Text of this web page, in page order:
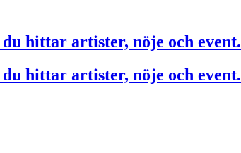
hittar artister, nöje och event.
hittar artister, nöje och event.